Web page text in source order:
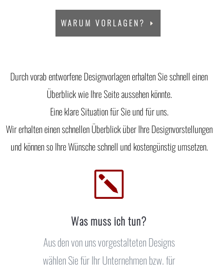
WARUM VORLAGEN?
Durch vorab entworfene Designvorlagen erhalten Sie schnell einen
Überblick wie Ihre Seite aussehen könnte.
Eine klareSi­tu­a­ti­on für Sie und für uns.
Wir erhalten einen schnellen Überblick über Ihre Designvorstellungen
und können so Ihre Wünsche schnell und kostengünstig umsetzen.
k
Was muss ich tun?
Aus den von uns vorgestalteten Designs
wählen Sie für Ihr Unternehmen bzw. für